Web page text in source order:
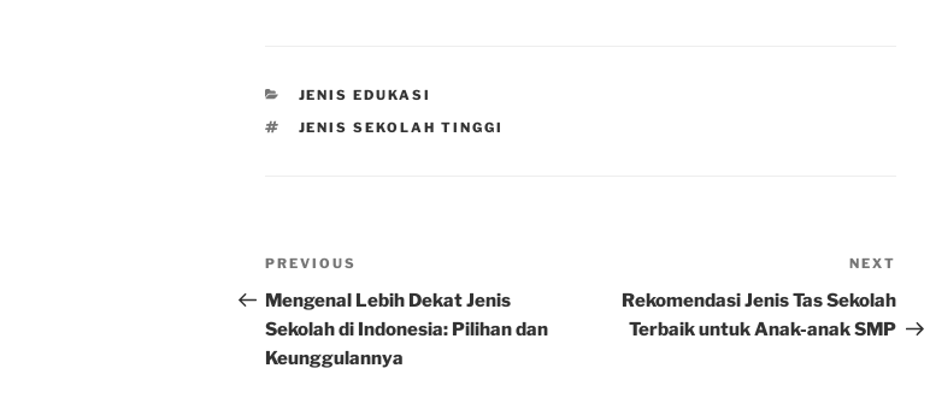
CATEGORIES
JENIS EDUKASI
TAGS
JENIS SEKOLAH TINGGI
Post
navigation
Previous
Post
PREVIOUS
Mengenal Lebih Dekat Jenis
Sekolah di Indonesia: Pilihan dan
Keunggulannya
Post
NEXT
Rekomendasi Jenis Tas Sekolah
Terbaik untuk Anak-anak SMP